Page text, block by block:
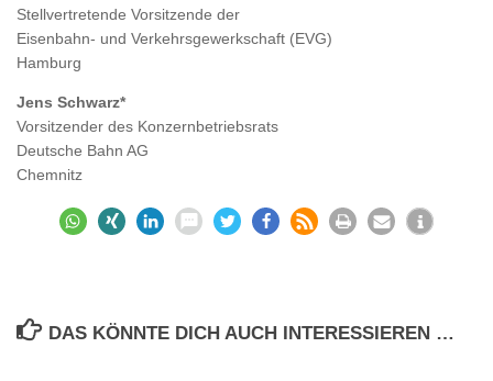
Stellvertretende Vorsitzende der
Eisenbahn- und Verkehrsgewerkschaft (EVG)
Hamburg
Jens Schwarz*
Vorsitzender des Konzernbetriebsrats
Deutsche Bahn AG
Chemnitz
DAS KÖNNTE DICH AUCH INTERESSIEREN …